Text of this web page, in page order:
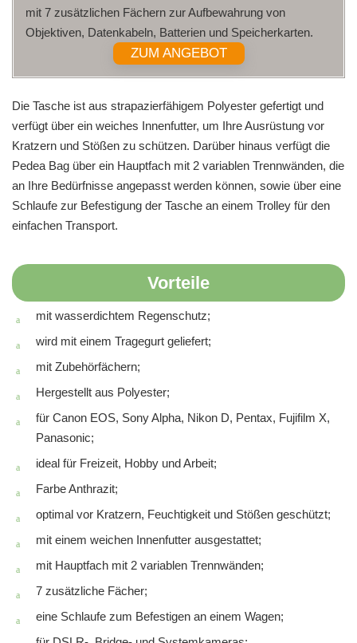
mit 7 zusätzlichen Fächern zur Aufbewahrung von
Objektiven, Datenkabeln, Batterien und Speicherkarten.
ZUM ANGEBOT
Die Tasche ist aus strapazierfähigem Polyester gefertigt und
verfügt über ein weiches Innenfutter, um Ihre Ausrüstung vor
Kratzern und Stößen zu schützen. Darüber hinaus verfügt die
Pedea Bag über ein Hauptfach mit 2 variablen Trennwänden, die
an Ihre Bedürfnisse angepasst werden können, sowie über eine
Schlaufe zur Befestigung der Tasche an einem Trolley für den
einfachen Transport.
Vorteile
mit wasserdichtem Regenschutz;
wird mit einem Tragegurt geliefert;
mit Zubehörfächern;
Hergestellt aus Polyester;
für Canon EOS, Sony Alpha, Nikon D, Pentax, Fujifilm X,
Panasonic;
ideal für Freizeit, Hobby und Arbeit;
Farbe Anthrazit;
optimal vor Kratzern, Feuchtigkeit und Stößen geschützt;
mit einem weichen Innenfutter ausgestattet;
mit Hauptfach mit 2 variablen Trennwänden;
7 zusätzliche Fächer;
eine Schlaufe zum Befestigen an einem Wagen;